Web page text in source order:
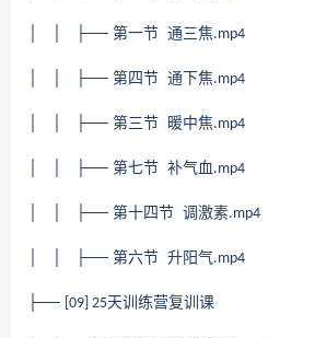
│ │ ├── 第一节 通三焦.mp4
│ │ ├── 第四节 通下焦.mp4
│ │ ├── 第三节 暖中焦.mp4
│ │ ├── 第七节 补气血.mp4
│ │ ├── 第十四节 调激素.mp4
│ │ ├── 第六节 升阳气.mp4
├── [09] 25天训练营复训课